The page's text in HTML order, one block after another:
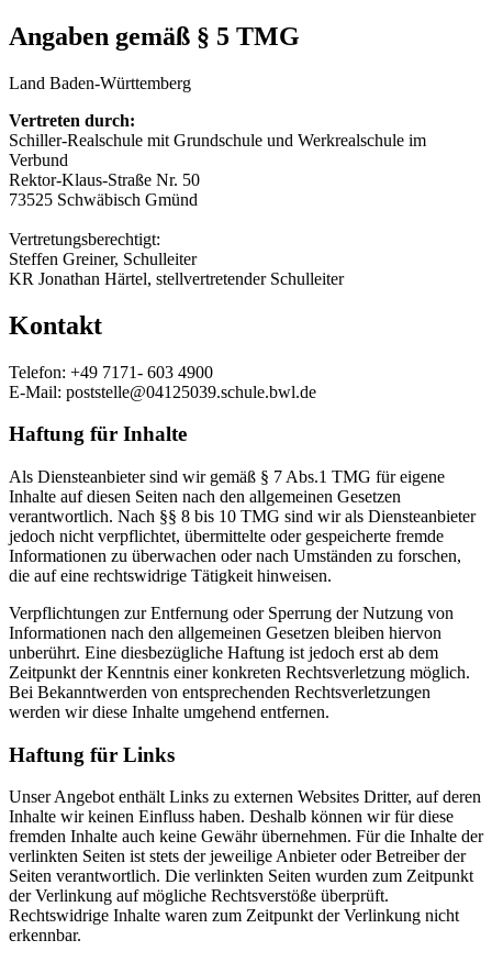
Angaben gemäß § 5 TMG
Land Baden-Württemberg
Vertreten durch:
Schiller-Realschule mit Grundschule und Werkrealschule im
Verbund
Rektor-Klaus-Straße Nr. 50
73525 Schwäbisch Gmünd
Vertretungsberechtigt:
Steffen Greiner, Schulleiter
KR Jonathan Härtel, stellvertretender Schulleiter
Kontakt
Telefon: +49 7171- 603 4900
E-Mail: poststelle@04125039.schule.bwl.de
Haftung für Inhalte
Als Diensteanbieter sind wir gemäß § 7 Abs.1 TMG für eigene
Inhalte auf diesen Seiten nach den allgemeinen Gesetzen
verantwortlich. Nach §§ 8 bis 10 TMG sind wir als Diensteanbieter
jedoch nicht verpflichtet, übermittelte oder gespeicherte fremde
Informationen zu überwachen oder nach Umständen zu forschen,
die auf eine rechtswidrige Tätigkeit hinweisen.
Verpflichtungen zur Entfernung oder Sperrung der Nutzung von
Informationen nach den allgemeinen Gesetzen bleiben hiervon
unberührt. Eine diesbezügliche Haftung ist jedoch erst ab dem
Zeitpunkt der Kenntnis einer konkreten Rechtsverletzung möglich.
Bei Bekanntwerden von entsprechenden Rechtsverletzungen
werden wir diese Inhalte umgehend entfernen.
Haftung für Links
Unser Angebot enthält Links zu externen Websites Dritter, auf deren
Inhalte wir keinen Einfluss haben. Deshalb können wir für diese
fremden Inhalte auch keine Gewähr übernehmen. Für die Inhalte der
verlinkten Seiten ist stets der jeweilige Anbieter oder Betreiber der
Seiten verantwortlich. Die verlinkten Seiten wurden zum Zeitpunkt
der Verlinkung auf mögliche Rechtsverstöße überprüft.
Rechtswidrige Inhalte waren zum Zeitpunkt der Verlinkung nicht
erkennbar.